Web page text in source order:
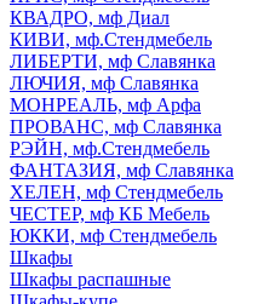
КВАДРО, мф Диал
КИВИ, мф.Стендмебель
ЛИБЕРТИ, мф Славянка
ЛЮЧИЯ, мф Славянка
МОНРЕАЛЬ, мф Арфа
ПРОВАНС, мф Славянка
РЭЙН, мф.Стендмебель
ФАНТАЗИЯ, мф Славянка
ХЕЛЕН, мф Стендмебель
ЧЕСТЕР, мф КБ Мебель
ЮККИ, мф Стендмебель
Шкафы
Шкафы распашные